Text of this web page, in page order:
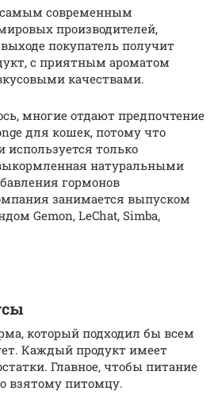
современным
производителей,
покупатель получит
с приятным ароматом
качествами.
многие отдают предпочтение
для кошек, потому что
используется только
натуральными
гормонов
занимается выпуском
Gemon, LeChat, Simba,
который подходил бы всем
Каждый продукт имеет
Главное, чтобы питание
взятому питомцу.